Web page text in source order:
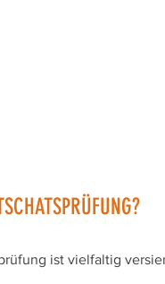
ist vielfaltig